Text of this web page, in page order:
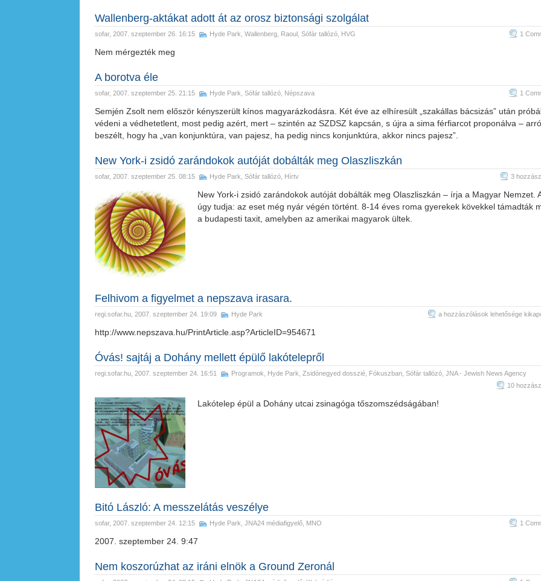
Wallenberg-aktákat adott át az orosz biztonsági szolgálat
sofar, 2007. szeptember 26. 16:15 Hyde Park Wallenberg, Raoul Sófár tallózó HVG 1
Nem mérgezték meg
A borotva éle
sofar, 2007. szeptember 25. 21:15 Hyde Park Sófár tallózó Népszava 1
Semjén Zsolt nem először kényszerült kínos magyarázkodásra. Két éve az elhíresült „szakállas bácsizás” után
védeni a védhetetlent, most pedig azért, mert – szintén az SZDSZ kapcsán, s újra a sima férfiarcot proponálva –
beszélt, hogy ha „van konjunktúra, van pajesz, ha pedig nincs konjunktúra, akkor nincs pajesz”.
New York-i zsidó zarándokok autóját dobálták meg Olaszliszkán
sofar, 2007. szeptember 25. 08:15 Hyde Park Sófár tallózó Hírtv 3
New York-i zsidó zarándokok autóját dobálták meg Olaszliszkán – írja a Magyar Nemzet.
úgy tudja: az eset még nyár végén történt. 8-14 éves roma gyerekek kövekkel támadták
a budapesti taxit, amelyben az amerikai magyarok ültek.
Felhivom a figyelmet a nepszava irasara.
regi.sofar.hu , 2007. szeptember 24. 19:09 Hyde Park
Felhivom
irasara.
a hozzászólások lehetősége
http://www.nepszava.hu/PrintArticle.asp?ArticleID=954671
Óvás! sajtáj a Dohány mellett épülő lakótelepről
regi.sofar.hu , 2007. szeptember 24. 16:51 Programok Hyde Park Zsidónegyed dosszié Fókuszban Sófár tallózó JNA - Jewish News Agency
10
Lakótelep épül a Dohány utcai zsinagóga tőszomszédságában!
Bitó László: A messzelátás veszélye
sofar, 2007. szeptember 24. 12:15 Hyde Park JNA24 médiafigyelő MNO 1
2007. szeptember 24. 9:47
Nem koszorúzhat az iráni elnök a Ground Zeronál